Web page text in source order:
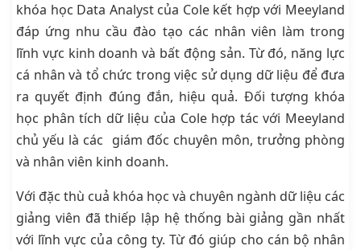
khóa học Data Analyst của Cole kết hợp với Meeyland
đáp ứng nhu cầu đào tạo các nhân viên làm trong
lĩnh vực kinh doanh và bất động sản. Từ đó, năng lực
cá nhân và tổ chức trong việc sử dụng dữ liệu để đưa
ra quyết định đúng đắn, hiệu quả. Đối tượng khóa
học phân tích dữ liệu của Cole hợp tác với Meeyland
chủ yếu là các giám đốc chuyên môn, trưởng phòng
và nhân viên kinh doanh.
Với đặc thù cuả khóa học và chuyên ngành dữ liệu các
giảng viên đã thiếp lập hệ thống bài giảng gần nhất
với lĩnh vực của công ty. Từ đó giúp cho cán bộ nhân